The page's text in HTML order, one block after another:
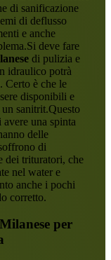
di sanificazione
di deflusso
e anche
deve fare
di pulizia e
idraulico potrà
Certo è che le
disponibili e
sanitrit.Questo
una spinta
delle
di
dei trituratori, che
nel water e
anche i pochi
corretto.
per